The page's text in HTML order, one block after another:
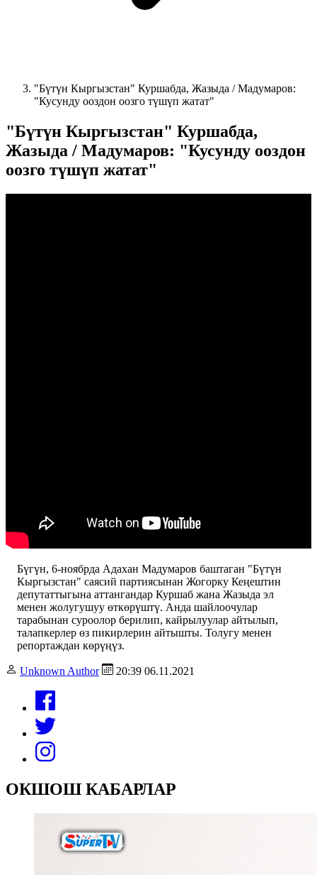
"Бүтүн Кыргызстан" Куршабда, Жазыда / Мадумаров:
"Кусунду ооздон оозго түшүп жатат"
"Бүтүн Кыргызстан" Куршабда,
Жазыда / Мадумаров: "Кусунду ооздон
оозго түшүп жатат"
Бүгүн, 6-ноябрда Адахан Мадумаров баштаган "Бүтүн
Кыргызстан" саясий партиясынан Жогорку Кеңештин
депутаттыгына аттангандар Куршаб жана Жазыда эл
менен жолугушуу өткөрүштү. Анда шайлоочулар
тарабынан суроолор берилип, кайрылуулар айтылып,
талапкерлер өз пикирлерин айтышты. Толугу менен
репортаждан көрүңүз.
Unknown Author 20:39 06.11.2021
ОКШОШ КАБАРЛАР